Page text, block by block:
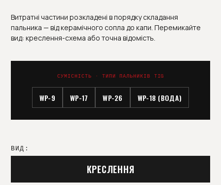
Витратні частини розкладені в порядку складання
пальника — від керамічного сопла до капи. Перемикайте
вид: креслення-схема або точна відомість.
СУМІСНІСТЬ · ТИПИ ПАЛЬНИКІВ TIG
WP-9 WP-17 WP-26 WP-18 (ВОДА)
ВИД:
КРЕСЛЕННЯ